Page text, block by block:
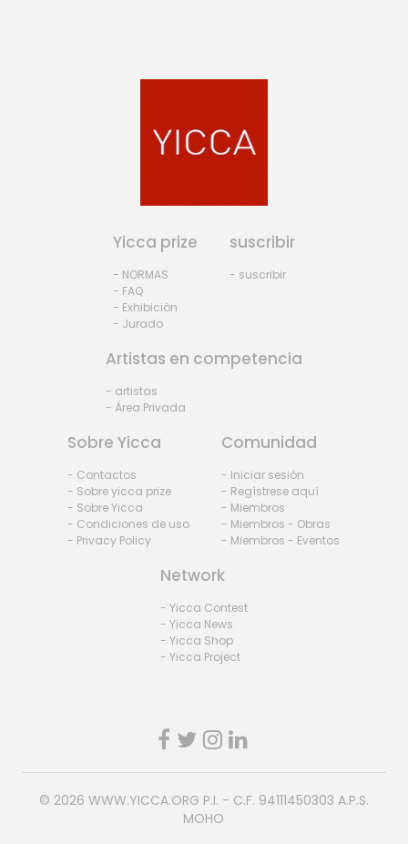
Yicca prize
- NORMAS
- FAQ
- Exhibiciòn
- Jurado
suscribir
- suscribir
Artistas en competencia
- artistas
- Área Privada
Sobre Yicca
- Contactos
- Sobre yicca prize
- Sobre Yicca
- Condiciones de uso
- Privacy Policy
Comunidad
- Iniciar sesión
- Regístrese aquí
- Miembros
- Miembros - Obras
- Miembros - Eventos
Network
- Yicca Contest
- Yicca News
- Yicca Shop
- Yicca Project
© 2026 WWW.YICCA.ORG P.I. - C.F. 94111450303 A.P.S.
MOHO